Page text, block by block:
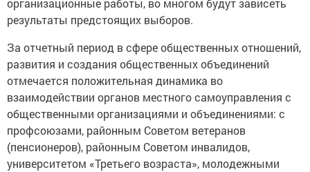
организационные работы, во многом будут зависеть
результаты предстоящих выборов.
За отчетный период в сфере общественных отношений,
развития и создания общественных объединений
отмечается положительная динамика во
взаимодействии органов местного самоуправления с
общественными организациями и объединениями: с
профсоюзами, районным Советом ветеранов
(пенсионеров), районным Советом инвалидов,
университетом «Третьего возраста», молодежными